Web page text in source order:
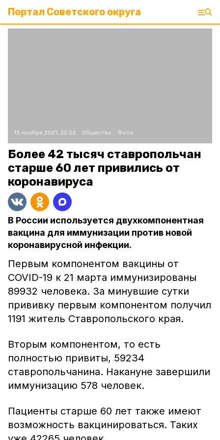
Портал Советского округа
15 ноября 2021, 22:02 Общество Фото:
Более 42 тысяч ставропольчан
старше 60 лет привились от
коронавируса
В России используется двухкомпонентная
вакцина для иммунизации против новой
коронавирусной инфекции.
Первым компонентом вакцины от
COVID-19 к 21 марта иммунизированы
89932 человека. За минувшие сутки
прививку первым компонентом получил
1191 житель Ставропольского края.
Вторым компонентом, то есть
полностью привиты, 59234
ставропольчанина. Накануне завершили
иммунизацию 578 человек.
Пациенты старше 60 лет также имеют
возможность вакцинироваться. Таких